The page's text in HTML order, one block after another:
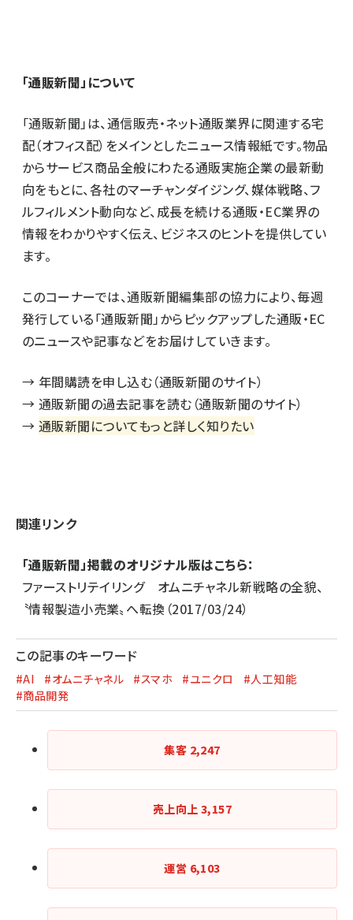
「通販新聞」について
「通販新聞」は、通信販売・ネット通販業界に関連する宅
配（オフィス配）をメインとしたニュース情報紙です。物品
からサービス商品全般にわたる通販実施企業の最新動
向をもとに、各社のマーチャンダイジング、媒体戦略、フ
ルフィルメント動向など、成長を続ける通販・EC業界の
情報をわかりやすく伝え、ビジネスのヒントを提供してい
ます。
このコーナーでは、通販新聞編集部の協力により、毎週
発行している「通販新聞」からピックアップした通販・EC
のニュースや記事などをお届けしていきます。
→ 年間購読を申し込む（通販新聞のサイト）
→ 通販新聞の過去記事を読む（通販新聞のサイト）
→ 通販新聞についてもっと詳しく知りたい
関連リンク
「通販新聞」掲載のオリジナル版はこちら：
ファーストリテイリング オムニチャネル新戦略の全貌、
〝情報製造小売業〟へ転換 （2017/03/24）
この記事のキーワード
#AI #オムニチャネル #スマホ #ユニクロ
#人工知能
#商品開発
集客 2,247
売上向上 3,157
運営 6,103